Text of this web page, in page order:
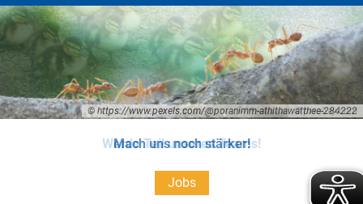
Mach uns noch stärker!
Jobs
© https://www.pexels.com/@poranimm-athithawatthee-284222
Werde Teil unseres Teams!
Jobs
© pixabay.com